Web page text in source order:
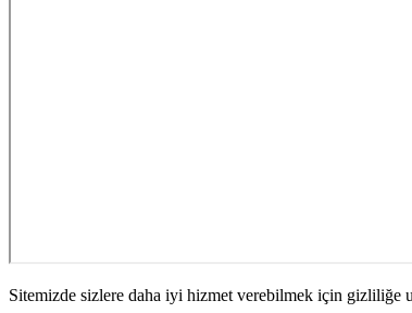
Sitemizde sizlere daha iyi hizmet verebilmek için gizliliğe